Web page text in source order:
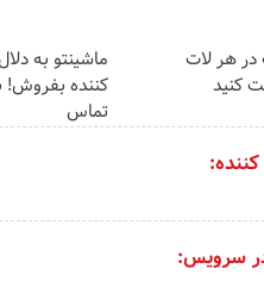
در هر لات
کنید
ماشینتو به
کننده
تماس
سرویس: